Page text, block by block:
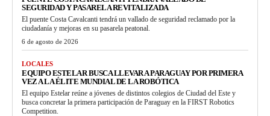
SEGURIDAD Y PASARELA REVITALIZADA
El puente Costa Cavalcanti tendrá un vallado de seguridad reclamado por la
ciudadanía y mejoras en su pasarela peatonal.
6 de agosto de 2026
LOCALES
EQUIPO ESTELAR BUSCA LLEVAR A PARAGUAY POR PRIMERA
VEZ A LA ÉLITE MUNDIAL DE LA ROBÓTICA
El equipo Estelar reúne a jóvenes de distintos colegios de Ciudad del Este y
busca concretar la primera participación de Paraguay en la FIRST Robotics
Competition.